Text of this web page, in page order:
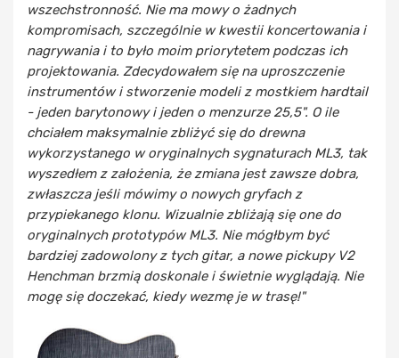
wszechstronność. Nie ma mowy o żadnych
kompromisach, szczególnie w kwestii koncertowania i
nagrywania i to było moim priorytetem podczas ich
projektowania. Zdecydowałem się na uproszczenie
instrumentów i stworzenie modeli z mostkiem hardtail
- jeden barytonowy i jeden o menzurze 25,5". O ile
chciałem maksymalnie zbliżyć się do drewna
wykorzystanego w oryginalnych sygnaturach ML3, tak
wyszedłem z założenia, że zmiana jest zawsze dobra,
zwłaszcza jeśli mówimy o nowych gryfach z
przypiekanego klonu. Wizualnie zbliżają się one do
oryginalnych prototypów ML3. Nie mógłbym być
bardziej zadowolony z tych gitar, a nowe pickupy V2
Henchman brzmią doskonale i świetnie wyglądają. Nie
mogę się doczekać, kiedy wezmę je w trasę!"